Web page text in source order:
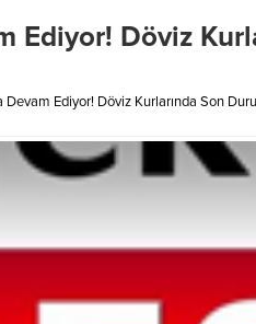
Ediyor! Döviz
Devam Ediyor! Döviz Kurlarında Son